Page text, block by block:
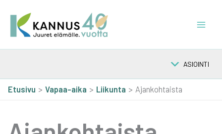
sisältöön
ASIOINTI
Etusivu Vapaa-aika Lii­kun­ta Ajankohtaista